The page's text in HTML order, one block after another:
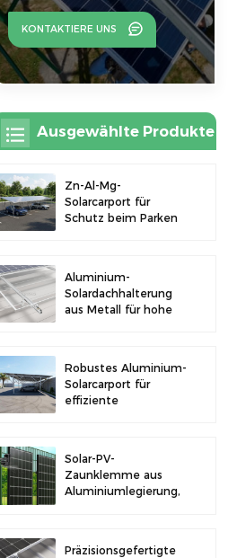
KONTAKTIERE UNS
Ausgewählte Produkte
Zn-Al-Mg-
Solarcarport für
Schutz beim Parken
Aluminium-
Solardachhalterung
aus Metall für hohe
Robustes Aluminium-
Solarcarport für
effiziente
Solar-PV-
Zaunklemme aus
Aluminiumlegierung,
Präzisionsgefertigte